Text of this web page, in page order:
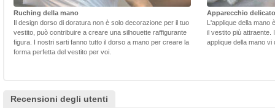
Ruching della mano
Il design dorso di doratura non è solo decorazione per il tuo
vestito, può contribuire a creare una silhouette raffigurante
figura. I nostri sarti fanno tutto il dorso a mano per creare la
forma perfetta del vestito per voi.
Apparecchio delicato
L'applique della
il vestito più attraente.
applique della mano
Recensioni degli utenti